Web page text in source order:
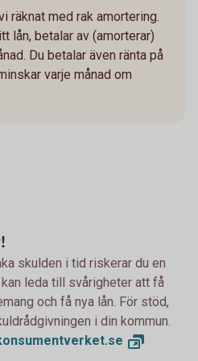
räknat med rak amortering.
lån, betalar av (amorterar)
Du betalar även ränta på
varje månad om
skulden i tid riskerar du en
leda till svårigheter att få
och få nya lån. För stöd,
i din kommun.
se